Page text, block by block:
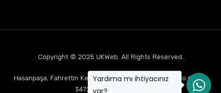
Copyright © 2025 UKWeb. All Rights Reserved.
Hasanpaşa, Fahrettin Kerim Gökay Cd Mukaddes Apt No:63 D:1,
34722 Kadıköy/İstanbul
Yardıma mı ihtiyacınız
var?